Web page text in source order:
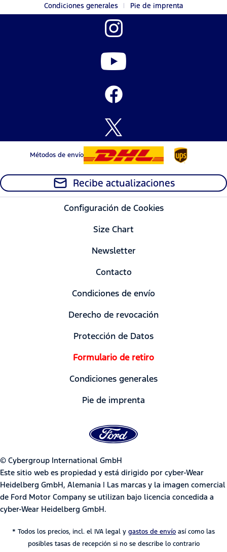
Condiciones generales
Pie de imprenta
Métodos de envío
Recibe actualizaciones
Configuración de Cookies
Size Chart
Newsletter
Contacto
Condiciones de envío
Derecho de revocación
Protección de Datos
Formulario de retiro
Condiciones generales
Pie de imprenta
© Cybergroup International GmbH
Este sitio web es propiedad y está dirigido por cyber-Wear
Heidelberg GmbH, Alemania | Las marcas y la imagen comercial
de Ford Motor Company se utilizan bajo licencia concedida a
cyber-Wear Heidelberg GmbH.
* Todos los precios, incl. el IVA legal y gastos de envío así como las
posibles tasas de recepción si no se describe lo contrario